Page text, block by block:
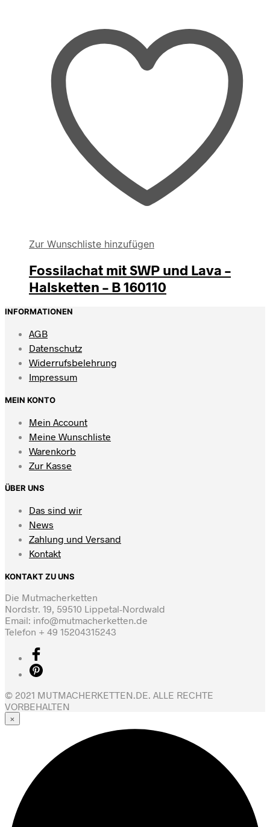
Zur Wunschliste hinzufügen
Fossilachat mit SWP und Lava –
Halsketten – B 160110
INFORMATIONEN
AGB
Datenschutz
Widerrufsbelehrung
Impressum
MEIN KONTO
Mein Account
Meine Wunschliste
Warenkorb
Zur Kasse
ÜBER UNS
Das sind wir
News
Zahlung und Versand
Kontakt
KONTAKT ZU UNS
Die Mutmacherketten
Nordstr. 19, 59510 Lippetal-Nordwald
Email: info@mutmacherketten.de
Telefon + 49 15204315243
© 2021 MUTMACHERKETTEN.DE. ALLE RECHTE
VORBEHALTEN
×